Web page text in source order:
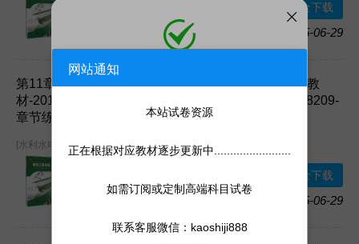
2025-06-29
安全下载
第11章试卷《建筑工程测量（第2版）》史兆琼主编教
材-2015年-武汉理工大学出版社-ISBN：9787562948209-
章节练习试题库下载
[水利水电工程]
2025-06-29
安全下载
网站通知
本站试卷资源
正在根据对应教材逐步更新中........................
如需订阅或定制高端科目试卷
联系客服微信：kaoshiji888
添加客服为微信好友，人工处理更快